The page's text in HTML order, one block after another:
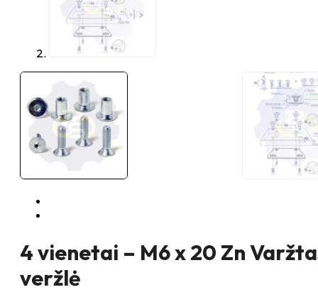
4 vienetai – M6 x 20 Zn
veržlė